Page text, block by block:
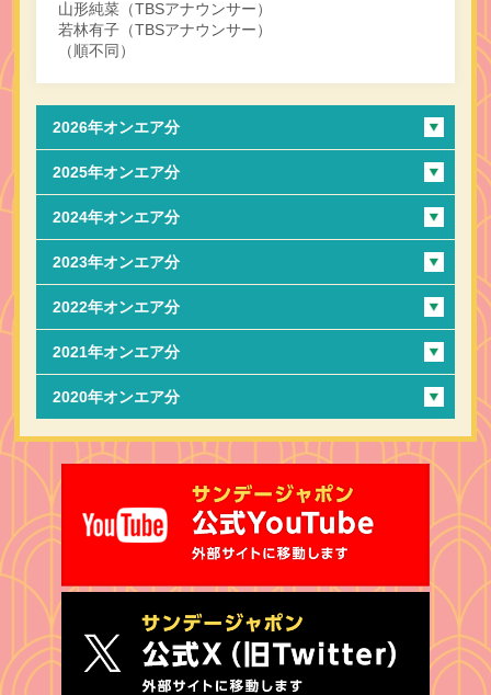
山形純菜（TBSアナウンサー）
若林有子（TBSアナウンサー）
（順不同）
2026年オンエア分
2025年オンエア分
2024年オンエア分
2023年オンエア分
2022年オンエア分
2021年オンエア分
2020年オンエア分